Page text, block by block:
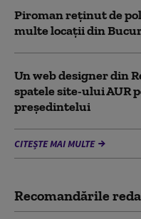
Piroman reţinut de
multe locaţii din
Un web designer din
spatele site-ului AUR
președintelui
CITEȘTE MAI MULTE
Recomandările